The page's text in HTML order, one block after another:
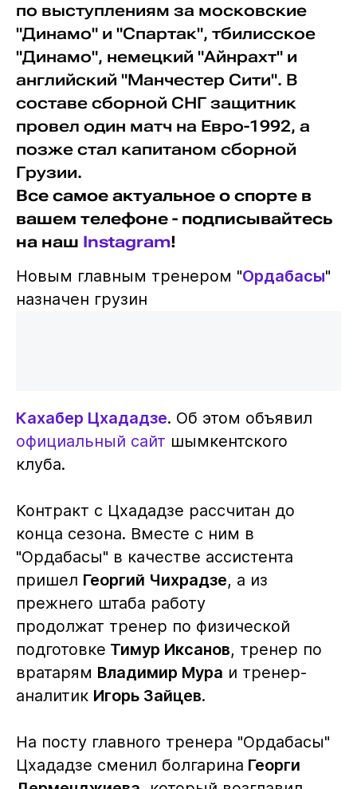
по выступлениям за московские
"Динамо" и "Спартак", тбилисское
"Динамо", немецкий "Айнрахт" и
английский "Манчестер Сити". В
составе сборной СНГ защитник
провел один матч на Евро-1992, а
позже стал капитаном сборной
Грузии.
Все самое актуальное о спорте в
вашем телефоне - подписывайтесь
на наш Instagram!
Новым главным тренером "Ордабасы"
назначен грузин
Кахабер Цхададзе. Об этом объявил
официальный сайт шымкентского
клуба.
Контракт с Цхададзе рассчитан до
конца сезона. Вместе с ним в
"Ордабасы" в качестве ассистента
пришел Георгий Чихрадзе, а из
прежнего штаба работу
продолжат тренер по физической
подготовке Тимур Иксанов, тренер по
вратарям Владимир Мура и тренер-
аналитик Игорь Зайцев.
На посту главного тренера "Ордабасы"
Цхададзе сменил болгарина Георги